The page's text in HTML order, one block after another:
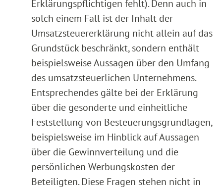
Erklärungspflichtigen fehlt). Denn auch in
solch einem Fall ist der Inhalt der
Umsatzsteuererklärung nicht allein auf das
Grundstück beschränkt, sondern enthält
beispielsweise Aussagen über den Umfang
des umsatzsteuerlichen Unternehmens.
Entsprechendes gälte bei der Erklärung
über die gesonderte und einheitliche
Feststellung von Besteuerungsgrundlagen,
beispielsweise im Hinblick auf Aussagen
über die Gewinnverteilung und die
persönlichen Werbungskosten der
Beteiligten. Diese Fragen stehen nicht in